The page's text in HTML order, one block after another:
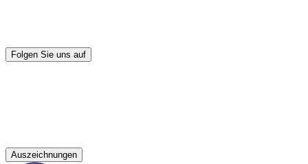
Folgen Sie uns auf
Auszeichnungen